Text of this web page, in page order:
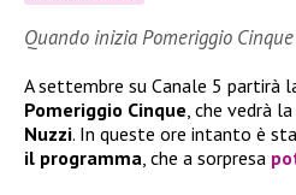
Quando inizia Pomeriggio Cinque
A settembre su Canale 5 partirà
Pomeriggio Cinque, che vedrà
Nuzzi. In queste ore intanto è
il programma, che a sorpresa